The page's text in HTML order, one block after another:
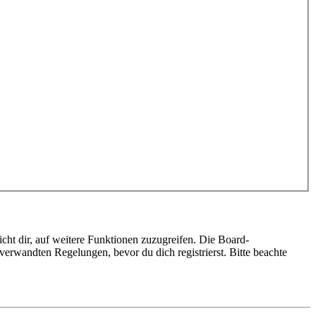
dir, auf weitere Funktionen zuzugreifen. Die Board-
Regelungen, bevor du dich registrierst. Bitte beachte